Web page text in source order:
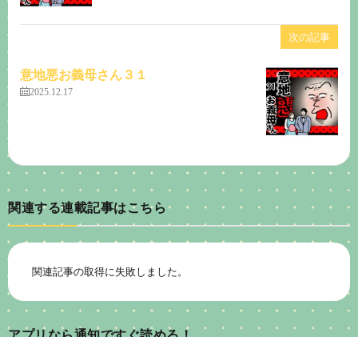
次の記事
意地悪お義母さん３１
2025.12.17
関連する連載記事はこちら
関連記事の取得に失敗しました。